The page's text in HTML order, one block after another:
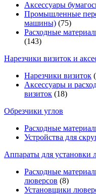
Аксессуары
Промышленные
машины) (75)
Расходные
(143)
Нарезчики визиток и
Нарезчики визиток
Аксессуары и
визиток (18)
Обрезчики углов
Расходные
Устройства для
Аппараты для установки
Расходные
люверсов (8)
Установщики